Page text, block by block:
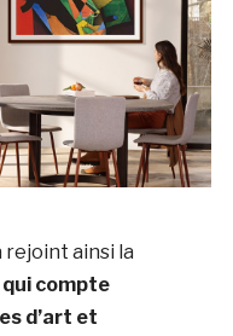
rejoint ainsi la
compte
d’art et